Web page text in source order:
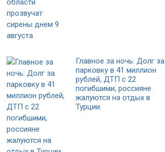
Главное за ночь: Долг за
парковку в 41 миллион
рублей, ДТП с 22
погибшими, россияне
жалуются на отдых в
Турции.